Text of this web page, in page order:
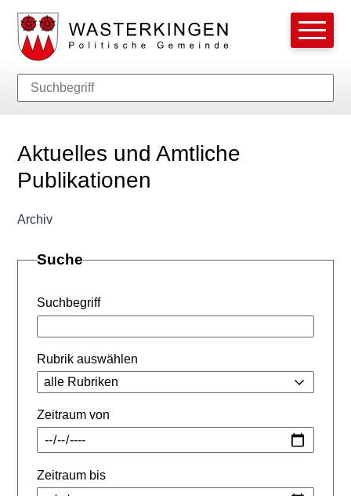
Navigieren in Wasterkingen
Schnellnavigation
Suche
Suchbegriff
Aktuelles und Amtliche
Publikationen
Archiv
Suche
Suchbegriff
Rubrik auswählen
Zeitraum von
Zeitraum bis